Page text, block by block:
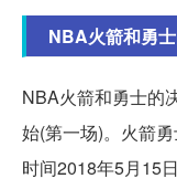
NBA火箭和勇
NBA火箭和勇士的
始(第一场)。火箭
时间2018年5月15